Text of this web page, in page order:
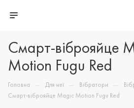
Смарт-віброяйце
Motion Fugu Red
Головна — Для неї — Вібратори —
Смарт-віброяйце Magic Motion Fugu Red